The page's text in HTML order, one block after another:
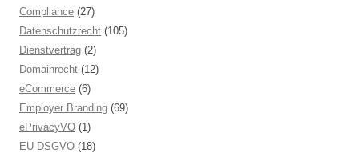
Compliance (27)
Datenschutzrecht (105)
Dienstvertrag (2)
Domainrecht (12)
eCommerce (6)
Employer Branding (69)
ePrivacyVO (1)
EU-DSGVO (18)